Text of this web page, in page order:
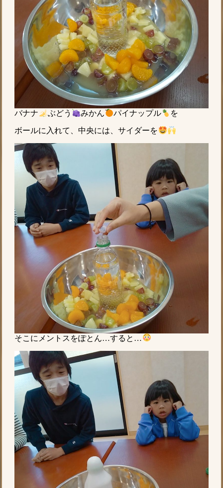
バナナ ぶどう みかん パイナップル を
ボールに入れて、中央には、サイダーを
そこにメントスをぽとん…すると…